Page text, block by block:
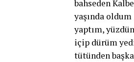
bahseden
yaşında
yaptım,
içip dürüm
tütünden